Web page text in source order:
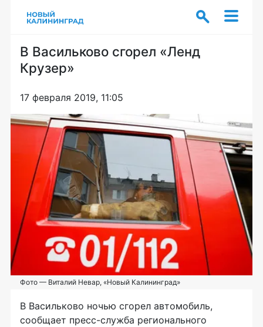
В Васильково сгорел «Ленд
Крузер»
17 февраля 2019, 11:05
Фото — Виталий Невар, «Новый Калининград»
В Васильково ночью сгорел автомобиль,
сообщает пресс-служба регионального